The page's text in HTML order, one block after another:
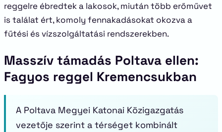
reggelre ébredtek a lakosok, miután több erőművet
is találat ért, komoly fennakadásokat okozva a
fűtési és vízszolgáltatási rendszerekben.
Masszív támadás Poltava ellen:
Fagyos reggel Kremencsukban
A Poltava Megyei Katonai Közigazgatás
vezetője szerint a térséget kombinált